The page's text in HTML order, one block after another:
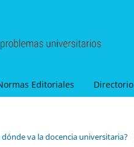
Editoriales Directorio
va la docencia universitaria?